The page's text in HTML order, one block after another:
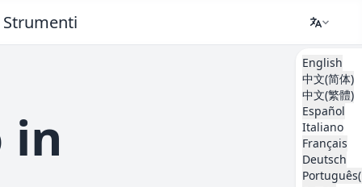
Strumenti
English
中文(简体)
中文(繁體)
Español
Italiano
Français
Deutsch
in